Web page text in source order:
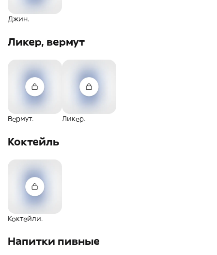
Джин.
Ликер, вермут
Вермут. Ликер.
Коктейль
Коктейли.
Напитки пивные